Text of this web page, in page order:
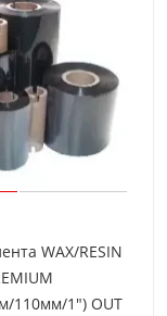
WAX/RESIN
110мм/1") OUT